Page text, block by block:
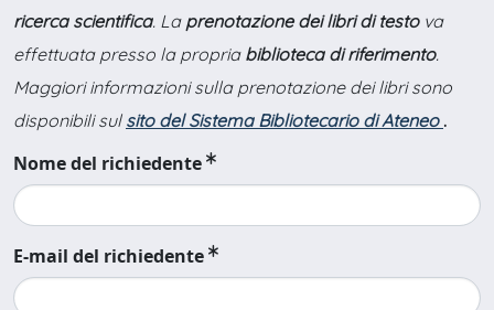
ricerca scientifica. La prenotazione dei libri di testova
effettuata presso la propria biblioteca di riferimento.
Maggiori informazioni sulla prenotazione dei libri sono
disponibili sul sito del Sistema Bibliotecario di Ateneo .
Nome del richiedente
E-mail del richiedente